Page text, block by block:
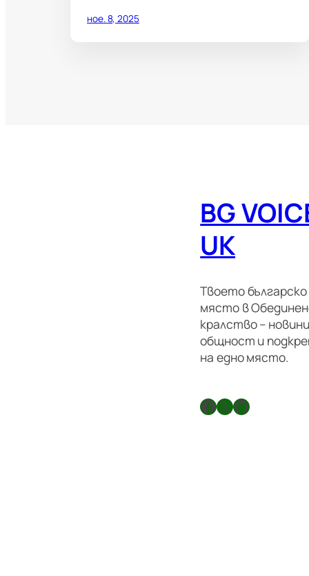
ное. 8, 2025
BG
UK
Твоето българско
място в
кралство –
общност и
на едно място.
Facebook X GitHub